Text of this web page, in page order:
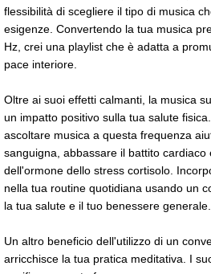
flessibilità di scegliere il tipo di musica
esigenze. Convertendo la tua musica
Hz, crei una playlist che è adatta a
pace interiore.
Oltre ai suoi effetti calmanti, la musica
un impatto positivo sulla tua salute
ascoltare musica a questa frequenza
sanguigna, abbassare il battito cardiaco
dell'ormone dello stress cortisolo.
nella tua routine quotidiana usando un
la tua salute e il tuo benessere generale.
Un altro beneficio dell'utilizzo di un
arricchisce la tua pratica meditativa. I